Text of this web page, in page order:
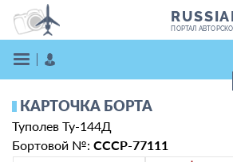
ПОРТАЛ
Поиск фотографий
Кратко
КАРТОЧКА БОРТА
Туполев Ту-144Д
Бортовой №: СССР-77111